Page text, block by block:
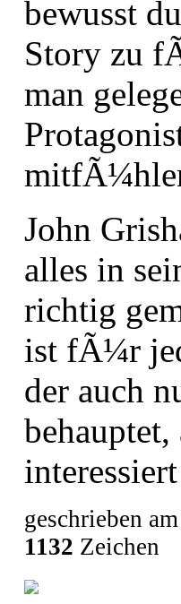
bewusst
Story zu
man
John
alles in
richtig
ist fÃ¼r
der auch
geschrieben
1132 Zeichen